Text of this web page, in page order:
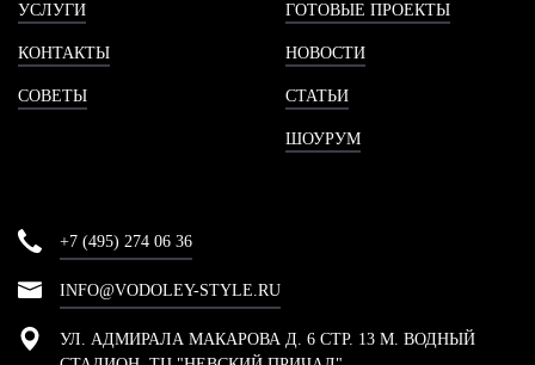
УСЛУГИ
КОНТАКТЫ
СОВЕТЫ
ГОТОВЫЕ ПРОЕКТЫ
НОВОСТИ
СТАТЬИ
ШОУРУМ
+7 (495) 274 06 36
INFO@VODOLEY-STYLE.RU
УЛ. АДМИРАЛА МАКАРОВА Д. 6 СТР. 13 М. ВОДНЫЙ